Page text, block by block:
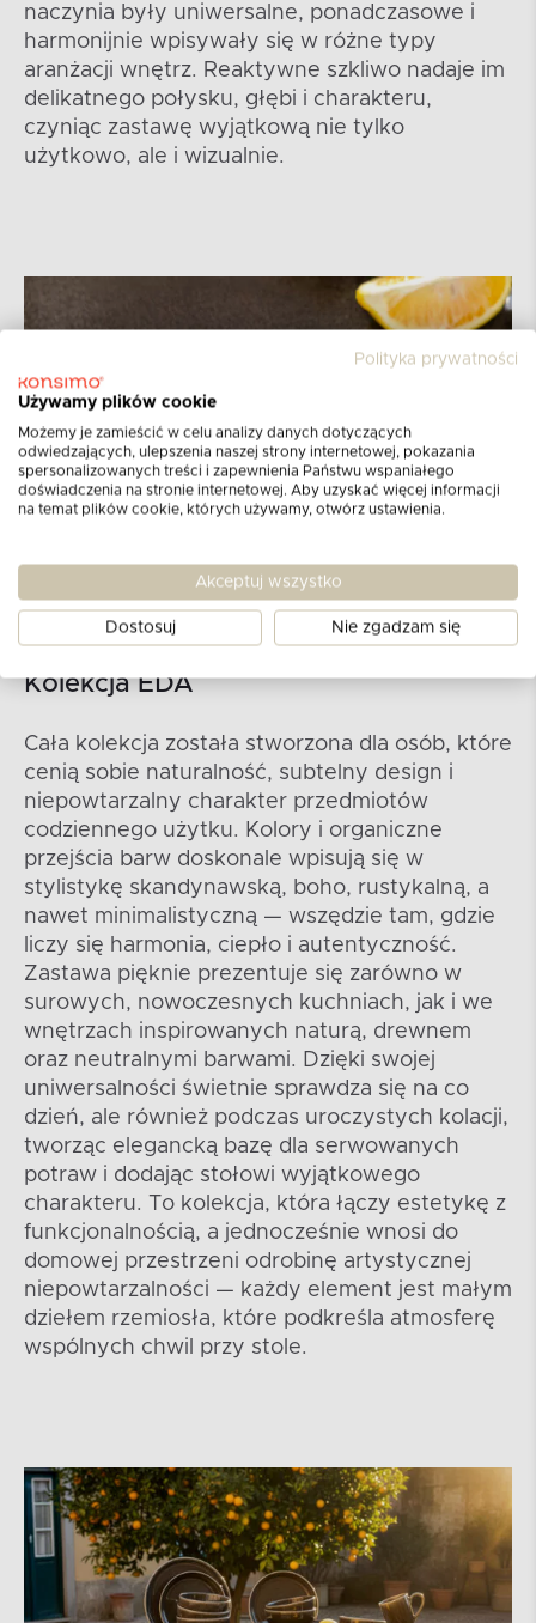
naczynia były uniwersalne, ponadczasowe i
harmonijnie wpisywały się w różne typy
aranżacji wnętrz. Reaktywne szkliwo nadaje im
delikatnego połysku, głębi i charakteru,
czyniąc zastawę wyjątkową nie tylko
użytkowo, ale i wizualnie.
Kolekcja EDA
Cała kolekcja została stworzona dla osób, które
cenią sobie naturalność, subtelny design i
niepowtarzalny charakter przedmiotów
codziennego użytku. Kolory i organiczne
przejścia barw doskonale wpisują się w
stylistykę skandynawską, boho, rustykalną, a
nawet minimalistyczną — wszędzie tam, gdzie
liczy się harmonia, ciepło i autentyczność.
Zastawa pięknie prezentuje się zarówno w
surowych, nowoczesnych kuchniach, jak i we
wnętrzach inspirowanych naturą, drewnem
oraz neutralnymi barwami. Dzięki swojej
uniwersalności świetnie sprawdza się na co
dzień, ale również podczas uroczystych kolacji,
tworząc elegancką bazę dla serwowanych
potraw i dodając stołowi wyjątkowego
charakteru. To kolekcja, która łączy estetykę z
funkcjonalnością, a jednocześnie wnosi do
domowej przestrzeni odrobinę artystycznej
niepowtarzalności — każdy element jest małym
dziełem rzemiosła, które podkreśla atmosferę
wspólnych chwil przy stole.
Polityka prywatności
Używamy plików cookie
Możemy je zamieścić w celu analizy danych dotyczących
odwiedzających, ulepszenia naszej strony internetowej, pokazania
spersonalizowanych treści i zapewnienia Państwu wspaniałego
doświadczenia na stronie internetowej. Aby uzyskać więcej informacji
na temat plików cookie, których używamy, otwórz ustawienia.
Akceptuj wszystko
Dostosuj Nie zgadzam się